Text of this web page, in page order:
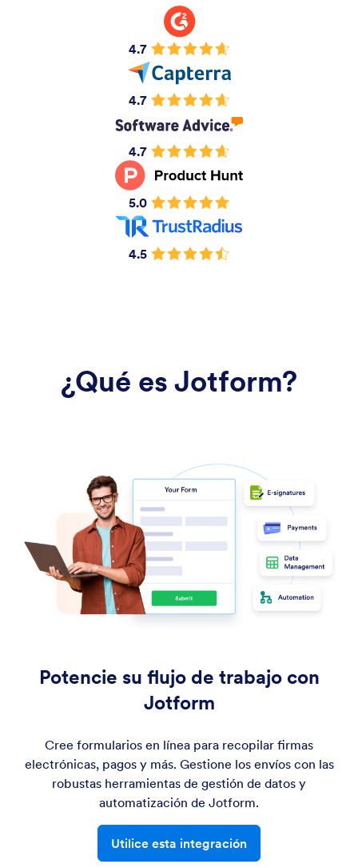
4.7
4.7
4.7
5.0
4.5
¿Qué es Jotform?
Potencie su flujo de trabajo con
Jotform
Cree formularios en línea para recopilar firmas
electrónicas, pagos y más. Gestione los envíos con las
robustas herramientas de gestión de datos y
automatización de Jotform.
Utilice esta integración